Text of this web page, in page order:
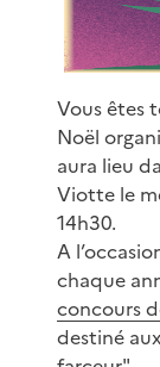
Vous êtes
Noël
aura lieu
Viotte le
14h30.
A
chaque
concours
destiné